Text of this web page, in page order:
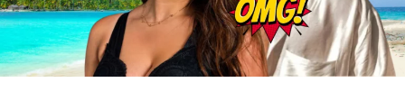
Le dichiarazioni si inseriscono nel dibattito nato
attorno alla nuova inchiesta suldelitto di